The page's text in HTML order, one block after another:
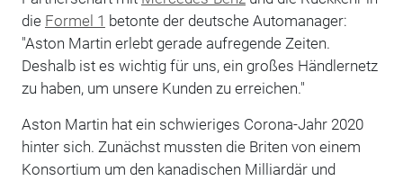
die Formel 1 betonte der deutsche Automanager:
"Aston Martin erlebt gerade aufregende Zeiten.
Deshalb ist es wichtig für uns, ein großes Händlernetz
zu haben, um unsere Kunden zu erreichen."
Aston Martin hat ein schwieriges Corona-Jahr 2020
hinter sich. Zunächst mussten die Briten von einem
Konsortium um den kanadischen Milliardär und